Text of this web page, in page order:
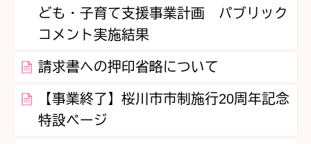
ども・子育て支援事業計画 パブリック
コメント実施結果
請求書への押印省略について
【事業終了】桜川市市制施行20周年記念
特設ページ